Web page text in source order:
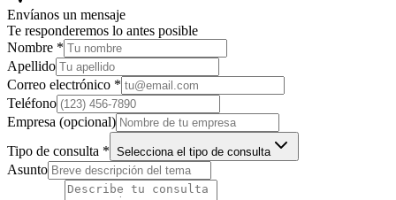
Envíanos un mensaje
Te responderemos lo antes posible
Nombre *
Apellido
Correo electrónico *
Teléfono
Empresa (opcional)
Tipo de consulta * Selecciona el tipo de consulta
Asunto